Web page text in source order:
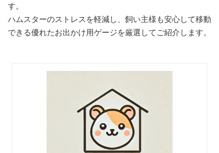
す。
ハムスターのストレスを軽減し、飼い主様も安心して移動
できる優れたお出かけ用ゲージを厳選してご紹介します。